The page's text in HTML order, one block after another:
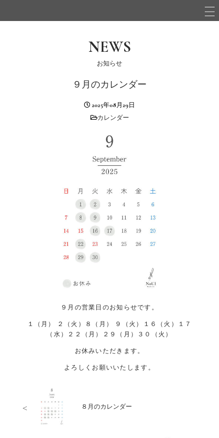
NEWS
お知らせ
９月のカレンダー
2025年08月29日
カレンダー
９月の営業日のお知らせです。
１（月） ２（火）８（月） ９（火）１６（火）１７
（水）２２（月）２９（月）３０（火）
お休みいただきます。
よろしくお願いいたします。
< ８月のカレンダー